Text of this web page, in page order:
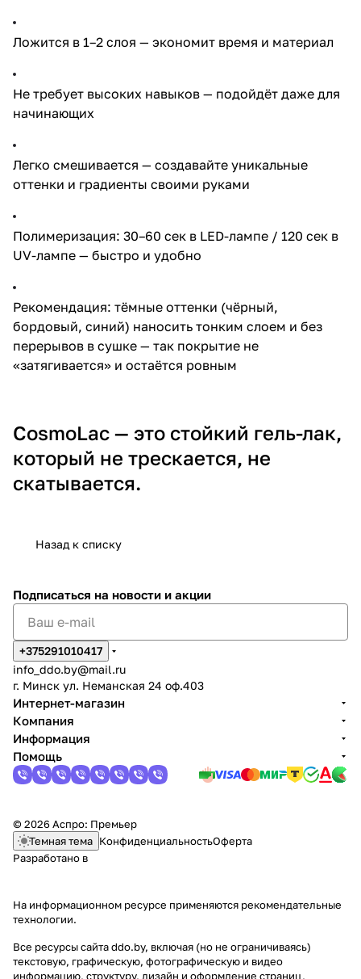
Ложится в 1–2 слоя — экономит время и материал
Не требует высоких навыков — подойдёт даже для
начинающих
Легко смешивается — создавайте уникальные
оттенки и градиенты своими руками
Полимеризация: 30–60 сек в LED-лампе / 120 сек в
UV-лампе — быстро и удобно
Рекомендация: тёмные оттенки (чёрный,
бордовый, синий) наносить тонким слоем и без
перерывов в сушке — так покрытие не
«затягивается» и остаётся ровным
CosmoLac — это стойкий гель-лак,
который не трескается, не
скатывается.
Назад к списку
Подписаться на новости и акции
+375291010417
info_ddo.by@mail.ru
г. Минск ул. Неманская 24 оф.403
Интернет-магазин
Компания
Информация
Помощь
© 2026 Аспро: Премьер
Темная тема КонфиденциальностьОферта
Разработано в
На информационном ресурсе применяются рекомендательные
технологии.
Все ресурсы сайта ddo.by, включая (но не ограничиваясь)
текстовую, графическую, фотографическую и видео
информацию, структуру, дизайн и оформление страниц,